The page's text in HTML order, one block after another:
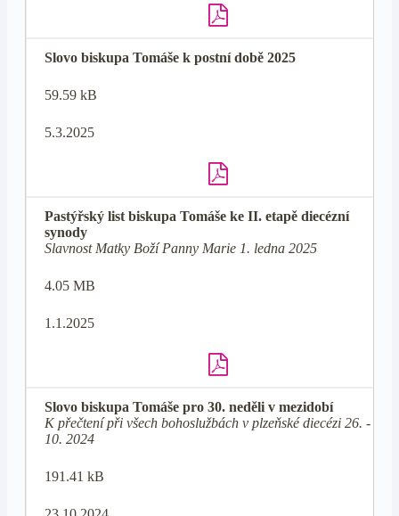
Slovo biskupa Tomáše k postní době 2025
59.59 kB
5.3.2025
Pastýřský list biskupa Tomáše ke II. etapě diecézní
synody
Slavnost Matky Boží Panny Marie 1. ledna 2025
4.05 MB
1.1.2025
Slovo biskupa Tomáše pro 30. neděli v mezidobí
K přečtení při všech bohoslužbách v plzeňské diecézi 26. - 27.
10. 2024
191.41 kB